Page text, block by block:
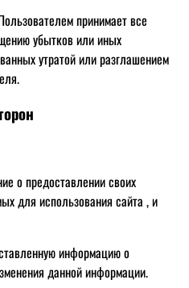
принимает все
убытков или иных
утратой или разглашением
о предоставлении своих
для использования сайта , и
информацию о
данной информации.